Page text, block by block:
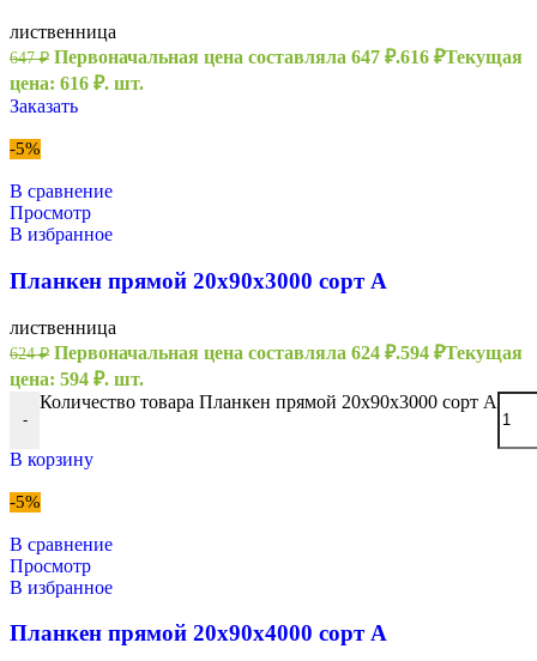
лиственница
647₽ Первоначальная цена составляла 647 ₽.616 ₽Текущая
цена: 616 ₽. шт.
Заказать
-5%
В сравнение
Просмотр
В избранное
Планкен прямой 20х90х3000 сорт А
лиственница
624₽ Первоначальная цена составляла 624 ₽.594 ₽Текущая
цена: 594 ₽. шт.
-
Количество товара Планкен прямой 20х90х3000 сорт А
В корзину
-5%
В сравнение
Просмотр
В избранное
Планкен прямой 20х90х4000 сорт А